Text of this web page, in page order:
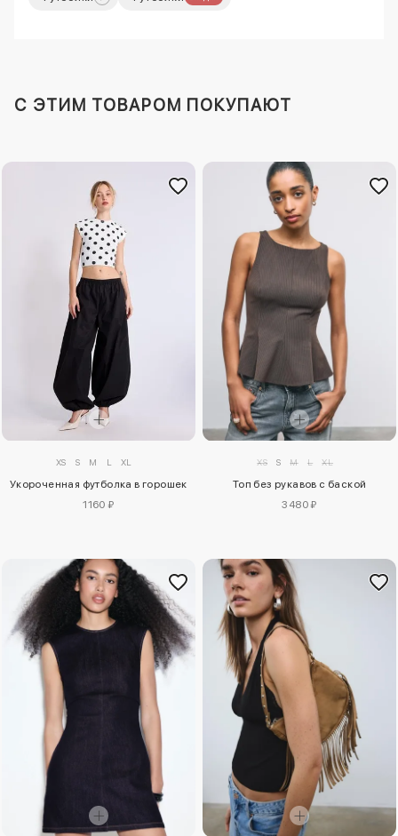
C ЭТИМ ТОВАРОМ ПОКУПАЮТ
XS S M L XL
Укороченная футболка в горошек
1160 ₽
XS S M L XL
Топ без рукавов с баской
3480 ₽